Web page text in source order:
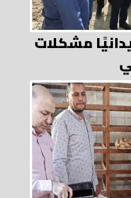
مشكلات